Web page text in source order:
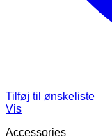
Tilføj til ønskeliste
Vis
Accessories